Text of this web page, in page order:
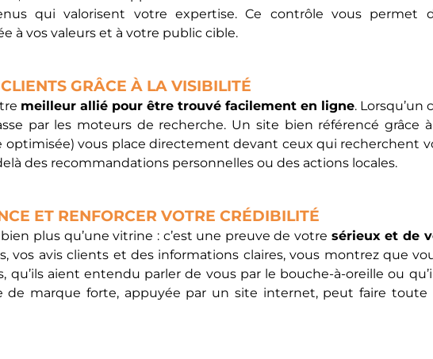
qui valorisent votre expertise. Ce contrôle vous permet
à vos valeurs et à votre public cible.
GRÂCE À LA VISIBILITÉ
meilleur allié pour être trouvé facilement en ligne.
par les moteurs de recherche. Un site bien référencé grâce
vous place directement devant ceux qui recherchent
des recommandations personnelles ou des actions locales.
ET RENFORCER VOTRE CRÉDIBILITÉ
plus qu’une vitrine : c’est une preuve de votre sérieux et de
vos avis clients et des informations claires, vous montrez que
qu’ils aient entendu parler de vous par le bouche-à-oreille ou
de marque forte, appuyée par un site internet, peut faire